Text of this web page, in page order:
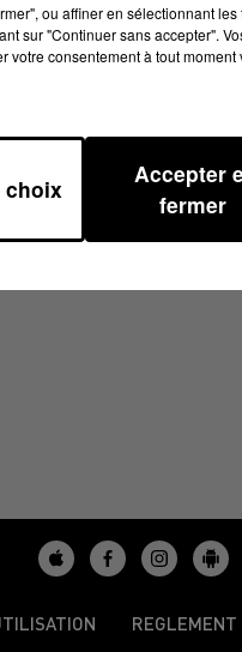
REGLEMENT
ou affiner en sélectionnant
sur "Continuer sans accepter".
votre consentement à tout
choix
Accepter
fermer